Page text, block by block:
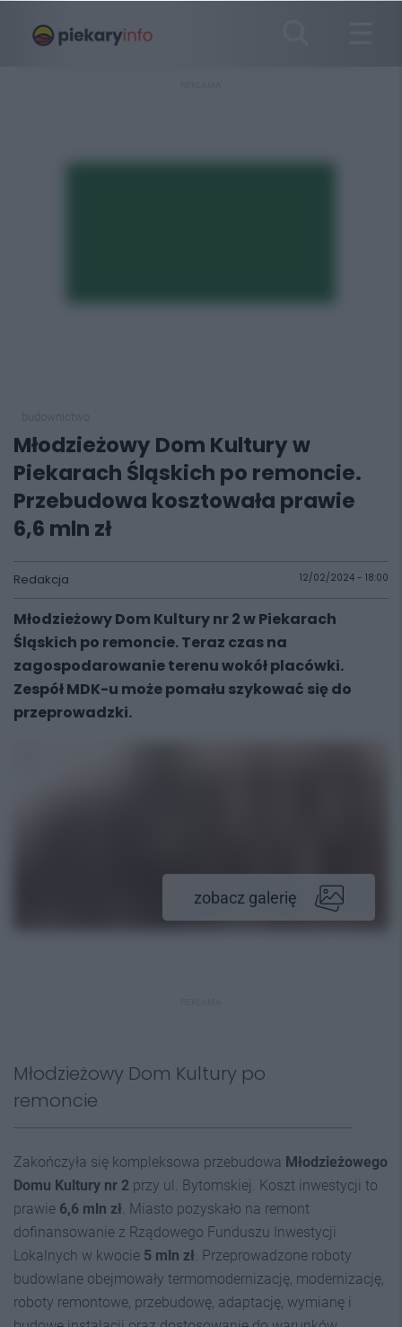
Młodzieżowy Dom Kultury w
Piekarach Śląskich po remoncie.
Przebudowa kosztowała prawie
6,6 mln zł
Redakcja 12/02/2024 - 18:00
Młodzieżowy Dom Kultury nr 2 w Piekarach
Śląskich po remoncie. Teraz czas na
zagospodarowanie terenu wokół placówki.
Zespół MDK-u może pomału szykować się do
przeprowadzki.
zobacz galerię
Młodzieżowy Dom Kultury po
remoncie
Zakończyła się kompleksowa przebudowa Młodzieżowego
Domu Kultury nr 2 przy ul. Bytomskiej. Koszt inwestycji to
prawie 6,6 mln zł. Miasto pozyskało na remont
dofinansowanie z Rządowego Funduszu Inwestycji
Lokalnych w kwocie 5 mln zł. Przeprowadzone roboty
budowlane obejmowały termomodernizację, modernizację,
roboty remontowe, przebudowę, adaptację, wymianę i